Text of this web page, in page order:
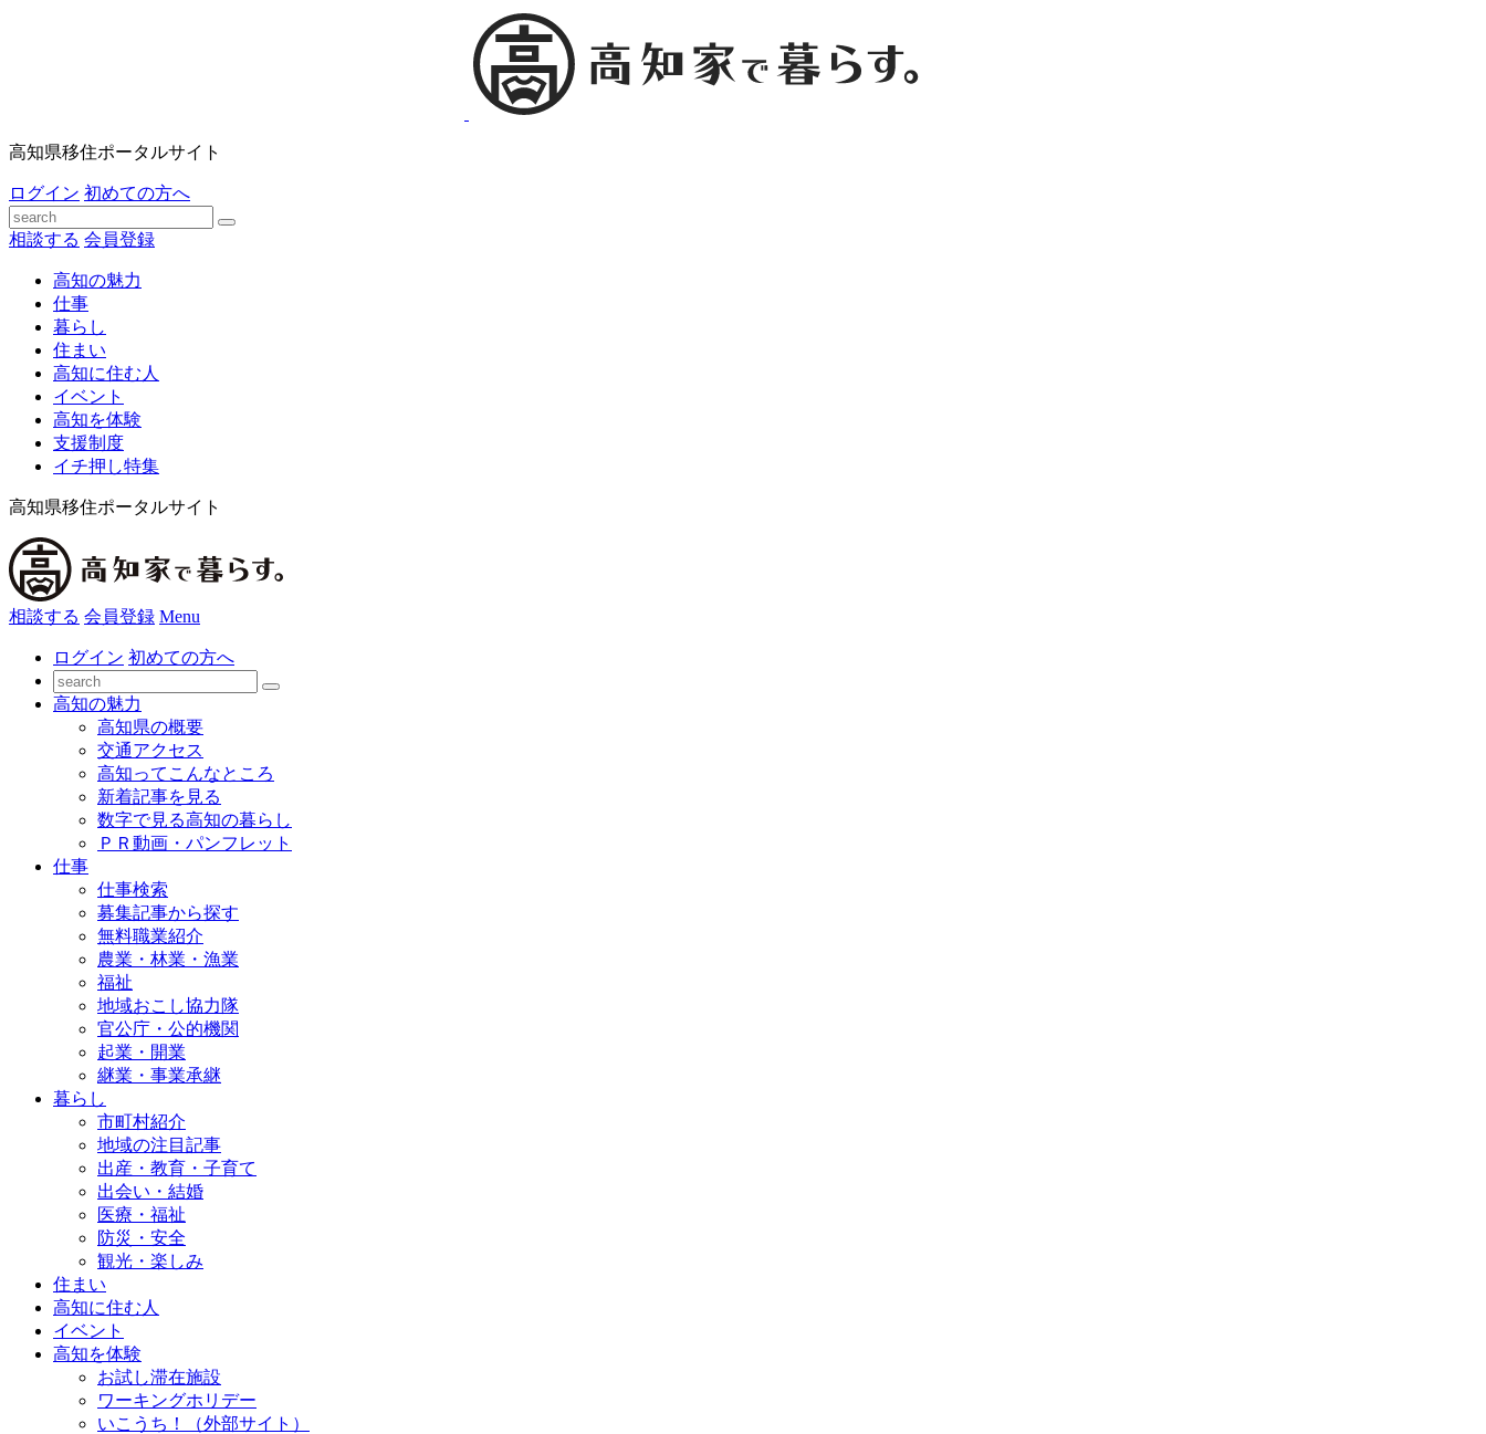
高知県移住ポータルサイト
ログイン 初めての方へ
相談する 会員登録
高知の魅力
仕事
暮らし
住まい
高知に住む人
イベント
高知を体験
支援制度
イチ押し特集
高知県移住ポータルサイト
相談する 会員登録 Menu
ログイン 初めての方へ
高知の魅力
高知県の概要
交通アクセス
高知ってこんなところ
新着記事を見る
数字で見る高知の暮らし
ＰＲ動画・パンフレット
仕事
仕事検索
募集記事から探す
無料職業紹介
農業・林業・漁業
福祉
地域おこし協力隊
官公庁・公的機関
起業・開業
継業・事業承継
暮らし
市町村紹介
地域の注目記事
出産・教育・子育て
出会い・結婚
医療・福祉
防災・安全
観光・楽しみ
住まい
高知に住む人
イベント
高知を体験
お試し滞在施設
ワーキングホリデー
いこうち！（外部サイト）